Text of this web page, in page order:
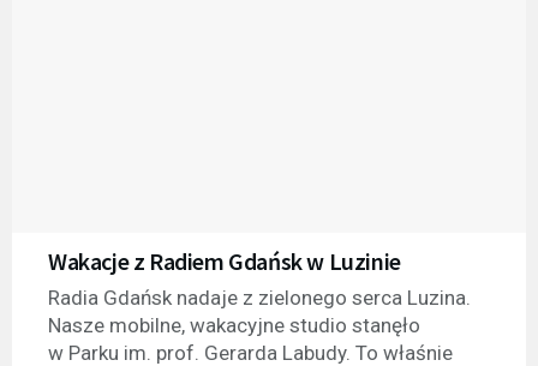
Wakacje z Radiem Gdańsk w Luzinie
Radia Gdańsk nadaje z zielonego serca Luzina.
Nasze mobilne, wakacyjne studio stanęło
w Parku im. prof. Gerarda Labudy. To właśnie